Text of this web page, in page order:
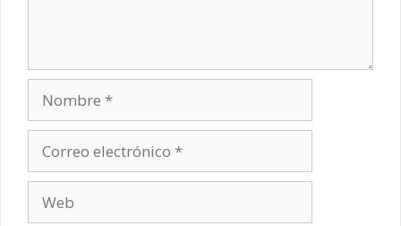
electrónico